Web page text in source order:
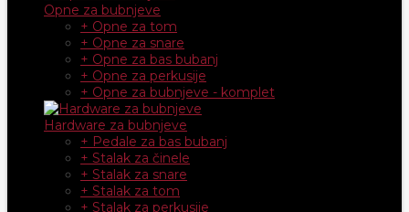
Opne za bubnjeve
+ Opne za tom
+ Opne za snare
+ Opne za bas bubanj
+ Opne za perkusije
+ Opne za bubnjeve - komplet
Hardware za bubnjeve
+ Pedale za bas bubanj
+ Stalak za činele
+ Stalak za snare
+ Stalak za tom
+ Stalak za perkusije